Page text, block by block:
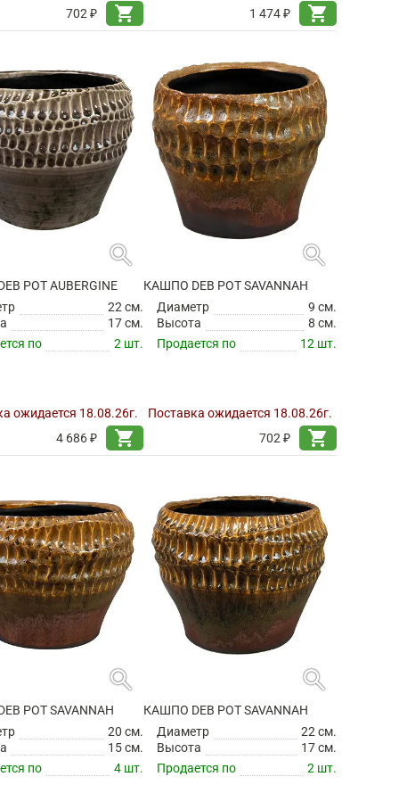
702 ₽
shopping_cart
1 474 ₽
shopping_cart
search
POT AUBERGINE
22 см.
17 см.
по
2 шт.
ожидается 18.08.26г.
4 686 ₽
shopping_cart
search
КАШПО DEB POT SAVANNAH
Диаметр
9 см.
Высота
8 см.
Продается по
12 шт.
Поставка ожидается 18.08.26г.
702 ₽
shopping_cart
search
POT SAVANNAH
20 см.
15 см.
по
4 шт.
search
КАШПО DEB POT SAVANNAH
Диаметр
22 см.
Высота
17 см.
Продается по
2 шт.